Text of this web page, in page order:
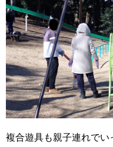
複合遊具も親子連れで